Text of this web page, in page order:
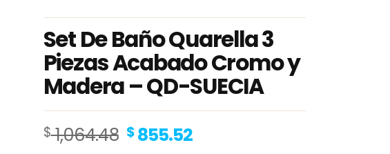
Set De Baño Quarella 3
Piezas Acabado Cromo y
Madera – QD-SUECIA
$1,064.48 Original
$855.52Current